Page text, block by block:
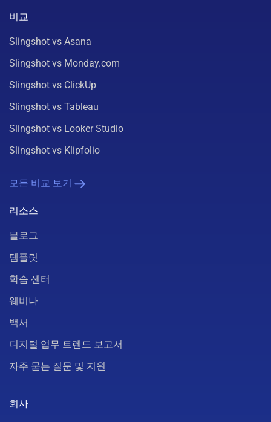
비교
Slingshot vs Asana
Slingshot vs Monday.com
Slingshot vs ClickUp
Slingshot vs Tableau
Slingshot vs Looker Studio
Slingshot vs Klipfolio
모든 비교 보기
리소스
블로그
템플릿
학습 센터
웨비나
백서
디지털 업무 트렌드 보고서
자주 묻는 질문 및 지원
회사